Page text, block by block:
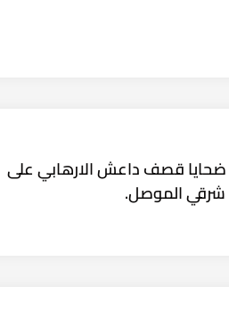
ضحايا قصف داعش الارهابي على
شرقي الموصل.